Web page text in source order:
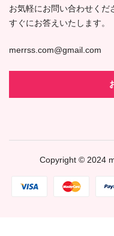
お気軽にお問い合わせくだ
すぐにお答えいたします。
merrss.com@gmail.com
Copyright © 2024